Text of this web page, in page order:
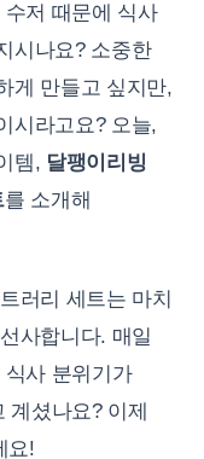
저 때문에 식사
시나요? 소중한
게 만들고 싶지만,
시라고요? 오늘,
템, 달팽이리빙
를 소개해
러리 세트는 마치
사합니다. 매일
사 분위기가
계셨나요? 이제
요!